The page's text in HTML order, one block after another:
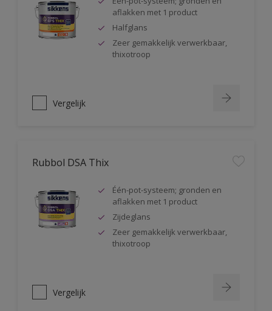
aflakken met 1 product
Halfglans
Zeer gemakkelijk verwerkbaar,
thixotroop
Vergelijk
Rubbol DSA Thix
Één-pot-systeem; gronden en
aflakken met 1 product
Zijdeglans
Zeer gemakkelijk verwerkbaar,
thixotroop
Vergelijk